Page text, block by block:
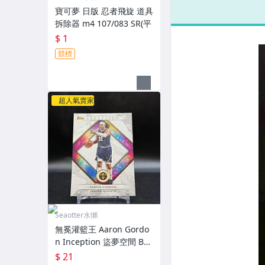
寶可夢 日版 忍者飛旋 道具
拆除器 m4 107/083 SR(平
$ 1
競標
超人氣賣家
Seaotter水獺
無冕灌籃王 Aaron Gordo
n Inception 盜夢空間 Bas
e（1
$ 21